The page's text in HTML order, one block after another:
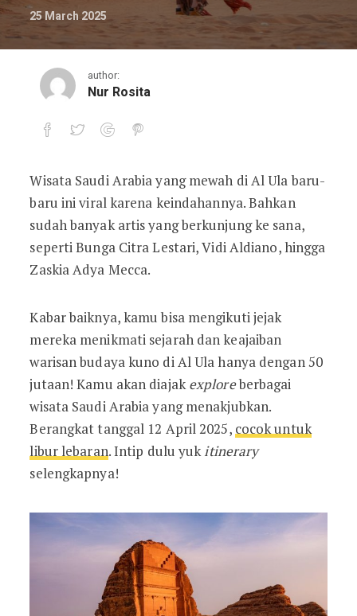
25 March 2025
author:
Nur Rosita
Wisata Mewah Saudi Arabia: Paket Al
Wisata Saudi Arabia yang mewah di Al Ula baru-
baru ini viral karena keindahannya. Bahkan
sudah banyak artis yang berkunjung ke sana,
seperti Bunga Citra Lestari, Vidi Aldiano, hingga
Zaskia Adya Mecca.
Kabar baiknya, kamu bisa mengikuti jejak
mereka menikmati sejarah dan keajaiban
warisan budaya kuno di Al Ula hanya dengan 50
jutaan! Kamu akan diajakexploreberbagai
wisata Saudi Arabia yang menakjubkan.
Berangkat tanggal 12 April 2025, cocok untuk
libur lebaran. Intip dulu yukitinerary
selengkapnya!